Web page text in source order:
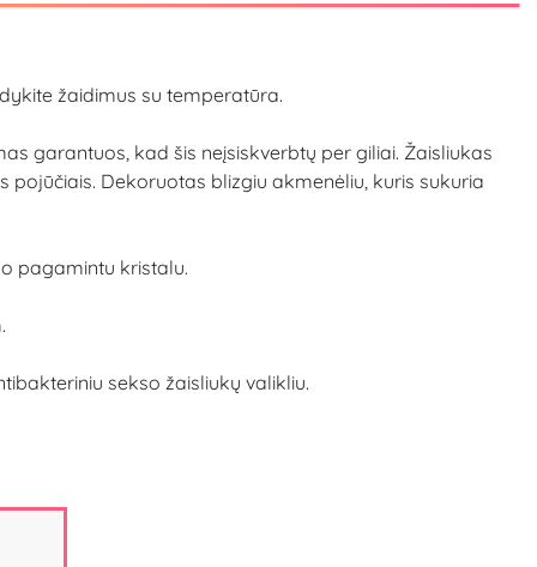
žaidimus su temperatūra.
garantuos, kad šis neįsiskverbtų per giliai. Žaisliukas
Dekoruotas blizgiu akmenėliu, kuris sukuria
pagamintu kristalu.
sekso žaisliukų valikliu.